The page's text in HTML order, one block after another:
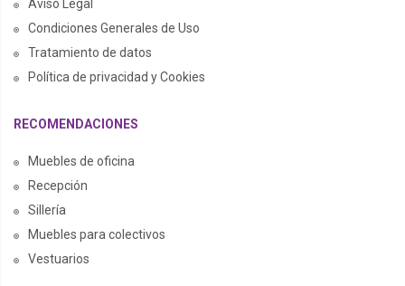
Aviso Legal
Condiciones Generales de Uso
Tratamiento de datos
Política de privacidad y Cookies
RECOMENDACIONES
Muebles de oficina
Recepción
Sillería
Muebles para colectivos
Vestuarios